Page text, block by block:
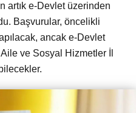
artık e-Devlet üzerinden
Başvurular, öncelikli
ancak e-Devlet
ve Sosyal Hizmetler İl